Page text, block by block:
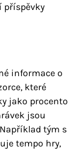
příspěvky
informace o
které
jako procento
jsou
tým s
tempo hry,